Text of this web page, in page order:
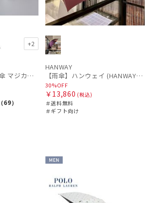
+2
【日傘】マジで軽い傘 マジカルテックプロテクション(MAGICAL TECH PROTECTION)55cm 晴雨兼用傘折りたたみ日傘 一級遮光100% UV 軽量 スリム レディース メンズ
（69）
HANWAY
【雨傘】ハンウェイ (HANWAY) 日本製
30%OFF
￥13,860 (税込)
＃送料無料
＃ギフト向け